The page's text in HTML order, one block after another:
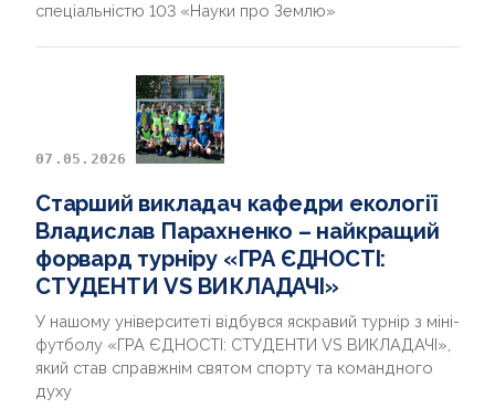
спеціальністю 103 «Науки про Землю»
07.05.2026
Старший викладач кафедри екології
Владислав Парахненко – найкращий
форвард турніру «ГРА ЄДНОСТІ:
СТУДЕНТИ VS ВИКЛАДАЧІ»
У нашому університеті відбувся яскравий турнір з міні-
футболу «ГРА ЄДНОСТІ: СТУДЕНТИ VS ВИКЛАДАЧІ»,
який став справжнім святом спорту та командного
духу